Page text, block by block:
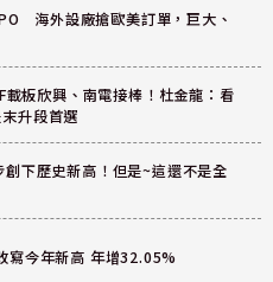
海外設廠搶歐美訂單，巨大、
板欣興、南電接棒！杜金龍：看
升段首選
下歷史新高！但是~這還不是全
寫今年新高 年增32.05%